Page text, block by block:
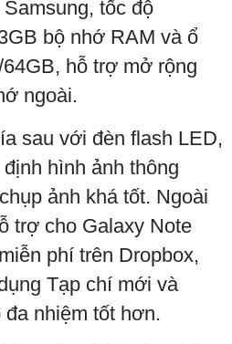
tốc độ
bộ nhớ RAM và ổ
hỗ trợ mở rộng
ngoài.
sau với đèn flash LED,
hình ảnh thông
ảnh khá tốt. Ngoài
trợ cho Galaxy Note
phí trên Dropbox,
Tạp chí mới và
nhiệm tốt hơn.